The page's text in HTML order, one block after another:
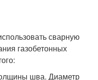
сварную
газобетонных
шва. Диаметр